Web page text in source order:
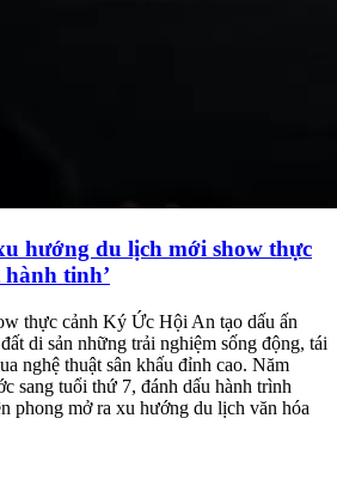
hướng du lịch mới show thực
hành tinh’
thực cảnh Ký Ức Hội An tạo dấu ấn
di sản những trải nghiệm sống động, tái
nghệ thuật sân khấu đỉnh cao. Năm
sang tuổi thứ 7, đánh dấu hành trình
phong mở ra xu hướng du lịch văn hóa